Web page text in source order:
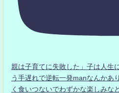
親は子育てに失敗した」子は人生
う手遅れで逆転一発manなんかあ
く食いつないでわずかな楽しみな